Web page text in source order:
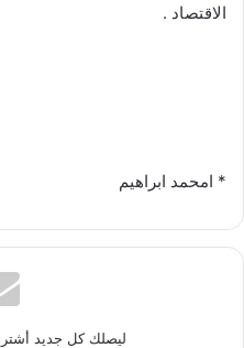
الاقتصاد .
* امحمد ابراهيم
ليصلك كل جديد